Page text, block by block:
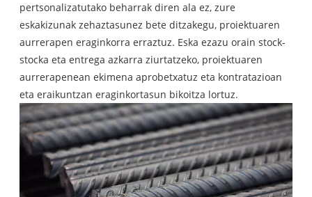
pertsonalizatutako beharrak diren ala ez, zure
eskakizunak zehaztasunez bete ditzakegu, proiektuaren
aurrerapen eraginkorra erraztuz. Eska ezazu orain stock-
stocka eta entrega azkarra ziurtatzeko, proiektuaren
aurrerapenean ekimena aprobetxatuz eta kontratazioan
eta eraikuntzan eraginkortasun bikoitza lortuz.